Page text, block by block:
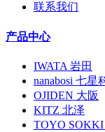
联系我们
产品中心
IWATA 岩田
nanabosi 七星
OJIDEN 大阪
KITZ 北泽
TOYO SOKKI